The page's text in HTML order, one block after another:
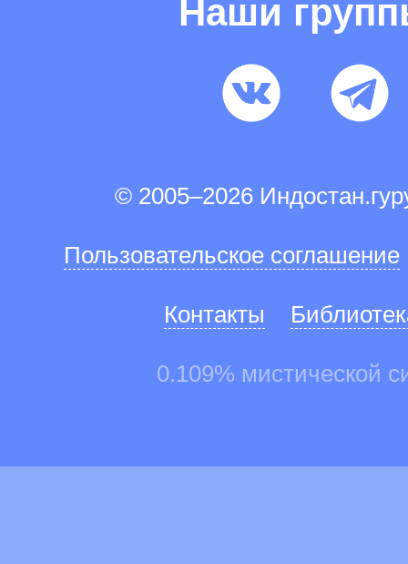
Наши
© 2005–2026
Пользовательское соглашение
Контакты
0.109% мистической